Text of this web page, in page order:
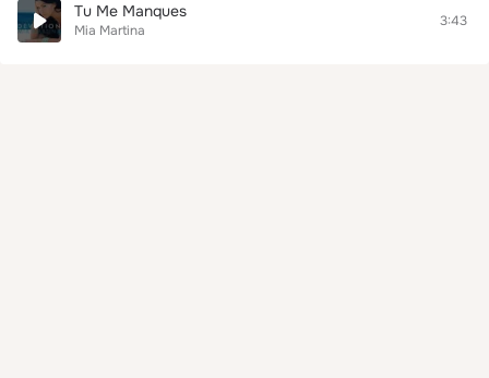
Tu Me Manques
Mia Martina
3:43